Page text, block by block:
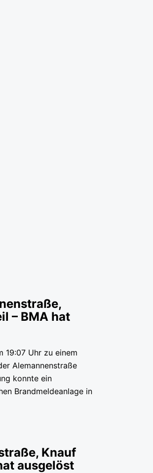
– BMA hat
19:07 Uhr zu einem
Alemannenstraße
konnte ein
Brandmeldeanlage in
Knauf
ausgelöst